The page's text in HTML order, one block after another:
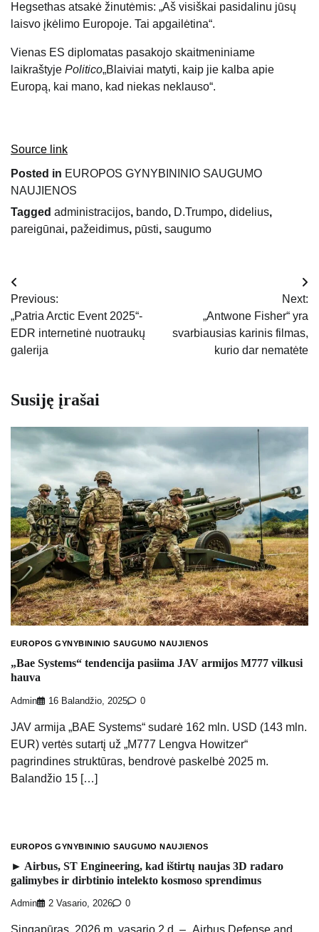
Hegsethas atsakė žinutėmis: „Aš visiškai pasidalinu jūsų
laisvo įkėlimo Europoje. Tai apgailėtina“.
Vienas ES diplomatas pasakojo skaitmeniniame
laikraštyje Politico„Blaiviai matyti, kaip jie kalba apie
Europą, kai mano, kad niekas neklauso“.
Source link
Posted in EUROPOS GYNYBININIO SAUGUMO
NAUJIENOS
Tagged administracijos, bando, D.Trumpo, didelius,
pareigūnai, pažeidimus, pūsti, saugumo
Navigacija
tarp
įrašų
Previous:
„Patria Arctic Event 2025“-
EDR internetinė nuotraukų
galerija
Next:
„Antwone Fisher“ yra
svarbiausias karinis filmas,
kurio dar nematėte
Susiję įrašai
EUROPOS GYNYBININIO SAUGUMO NAUJIENOS
„Bae Systems“ tendencija pasiima JAV armijos M777 vilkusi
hauva
Admin 16 Balandžio, 2025 0
JAV armija „BAE Systems“ sudarė 162 mln. USD (143 mln.
EUR) vertės sutartį už „M777 Lengva Howitzer“
pagrindines struktūras, bendrovė paskelbė 2025 m.
Balandžio 15 […]
EUROPOS GYNYBININIO SAUGUMO NAUJIENOS
► Airbus, ST Engineering, kad ištirtų naujas 3D radaro
galimybes ir dirbtinio intelekto kosmoso sprendimus
Admin 2 Vasario, 2026 0